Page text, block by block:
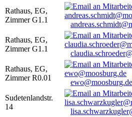
Rathaus, EG,
Zimmer G1.1
Rathaus, EG,
Zimmer G1.1
Rathaus, EG,
Zimmer R0.01
ewo@moosburg.de
Sudetenlandstr.
14